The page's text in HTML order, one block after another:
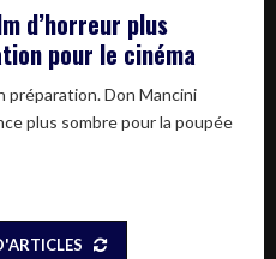
d’horreur plus
pour le cinéma
préparation. Don Mancini
plus sombre pour la poupée